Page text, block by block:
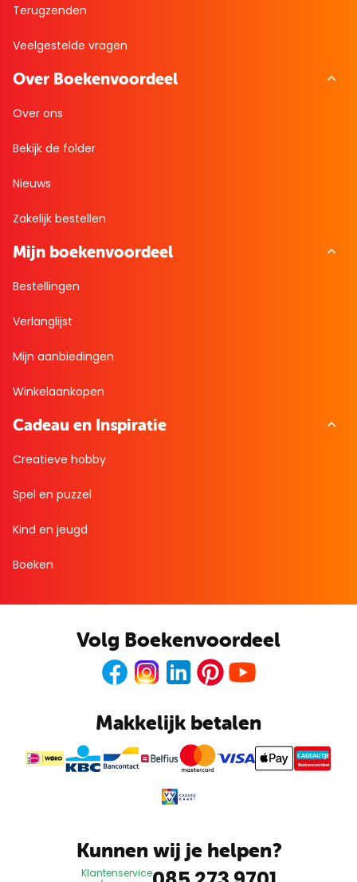
Terugzenden
Veelgestelde vragen
Over Boekenvoordeel
Over ons
Bekijk de folder
Nieuws
Zakelijk bestellen
Mijn boekenvoordeel
Bestellingen
Verlanglijst
Mijn aanbiedingen
Winkelaankopen
Cadeau en Inspiratie
Creatieve hobby
Spel en puzzel
Kind en jeugd
Boeken
Volg Boekenvoordeel
FacebookInstagramLinkedInPinterest
Makkelijk betalen
Boekenvoordeel
CADEAUTJE
Kunnen wij je helpen?
Klantenservice